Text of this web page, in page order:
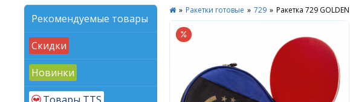
Рекомендуемые товары
Скидки
Новинки
» Ракетки готовые » 729 » Ракетка 729